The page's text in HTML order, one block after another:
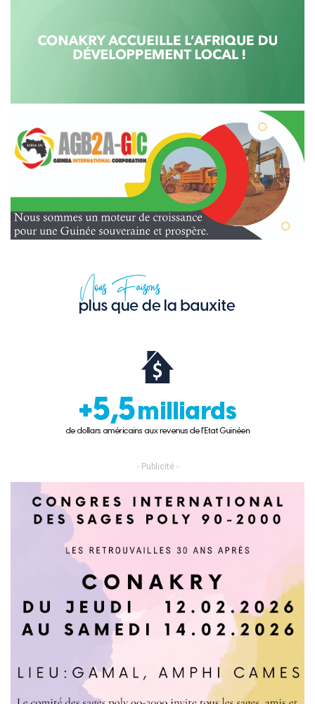
- Publicité -